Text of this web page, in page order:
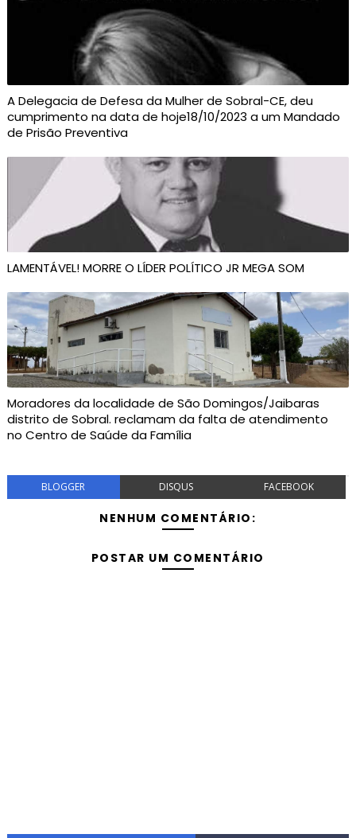
A Delegacia de Defesa da Mulher de Sobral-CE, deu
cumprimento na data de hoje18/10/2023 a um Mandado
de Prisão Preventiva
LAMENTÁVEL! MORRE O LÍDER POLÍTICO JR MEGA SOM
Moradores da localidade de São Domingos/Jaibaras
distrito de Sobral. reclamam da falta de atendimento
no Centro de Saúde da Família
BLOGGER DISQUS FACEBOOK
NENHUM COMENTÁRIO:
POSTAR UM COMENTÁRIO